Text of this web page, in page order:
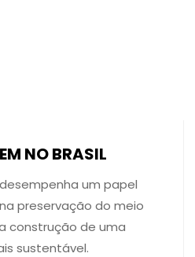
NO BRASIL
um papel
preservação do meio
construção de uma
sustentável.